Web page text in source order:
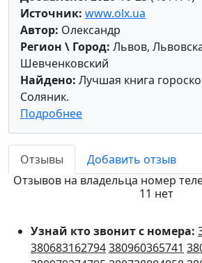
Источник: www.olx.ua
Автор: Олександр
Регион \ Город: Львов,
Шевченковский
Найдено: Лучшая книга
Соляник.
Подробнее
Отзывы
Добавить отзыв
Отзывов на владельца номер
11 нет
Узнай кто звонит с номера:
380683162794380960365741